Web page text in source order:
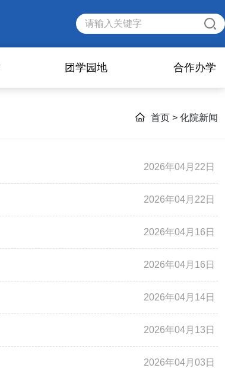
团学园地 合作办学
首页 > 化院新闻
2026年04月22日
2026年04月22日
2026年04月16日
2026年04月16日
2026年04月14日
2026年04月13日
2026年04月03日